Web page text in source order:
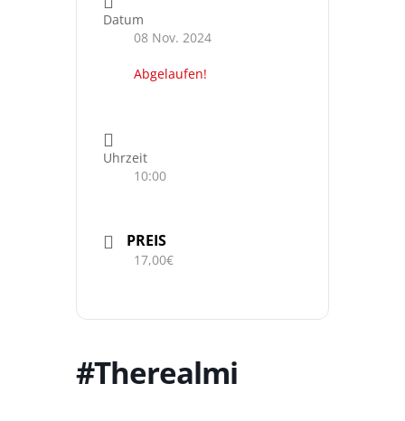
Datum
08 Nov. 2024
Abgelaufen!
Uhrzeit
10:00
PREIS
17,00€
#Therealmi